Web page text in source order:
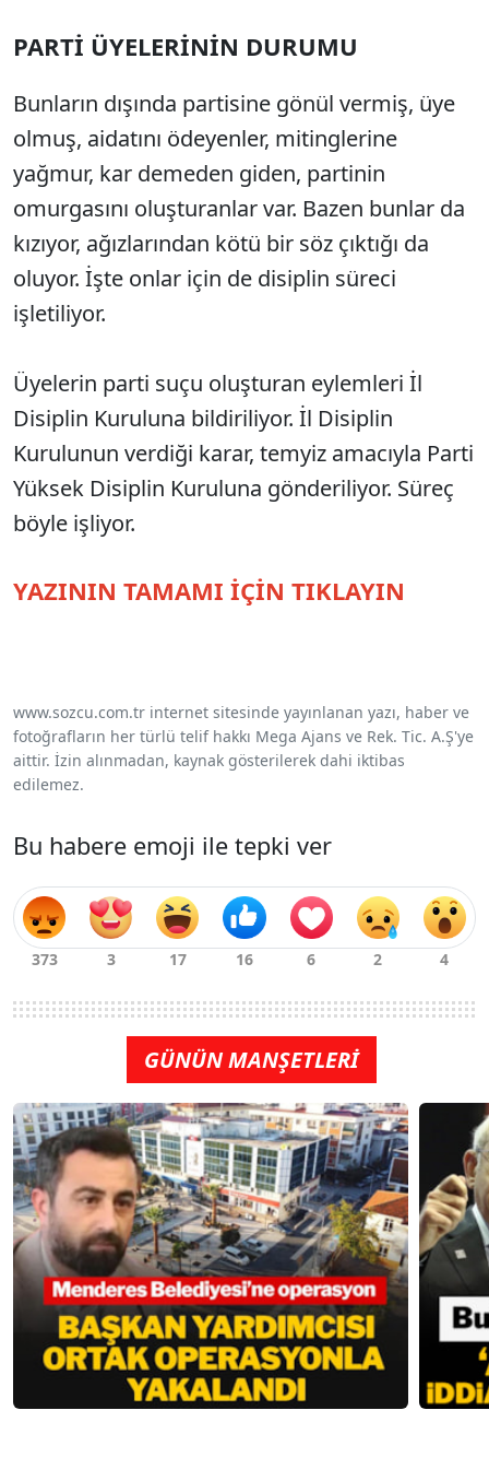
PARTİ ÜYELERİNİN DURUMU
Bunların dışında partisine gönül vermiş, üye
olmuş, aidatını ödeyenler, mitinglerine
yağmur, kar demeden giden, partinin
omurgasını oluşturanlar var. Bazen bunlar da
kızıyor, ağızlarından kötü bir söz çıktığı da
oluyor. İşte onlar için de disiplin süreci
işletiliyor.
Üyelerin parti suçu oluşturan eylemleri İl
Disiplin Kuruluna bildiriliyor. İl Disiplin
Kurulunun verdiği karar, temyiz amacıyla Parti
Yüksek Disiplin Kuruluna gönderiliyor. Süreç
böyle işliyor.
YAZININ TAMAMI İÇİN TIKLAYIN
www.sozcu.com.tr internet sitesinde yayınlanan yazı, haber ve
fotoğrafların her türlü telif hakkı Mega Ajans ve Rek. Tic. A.Ş'ye
aittir. İzin alınmadan, kaynak gösterilerek dahi iktibas
edilemez.
Bu habere emoji ile tepki ver
GÜNÜN MANŞETLERİ